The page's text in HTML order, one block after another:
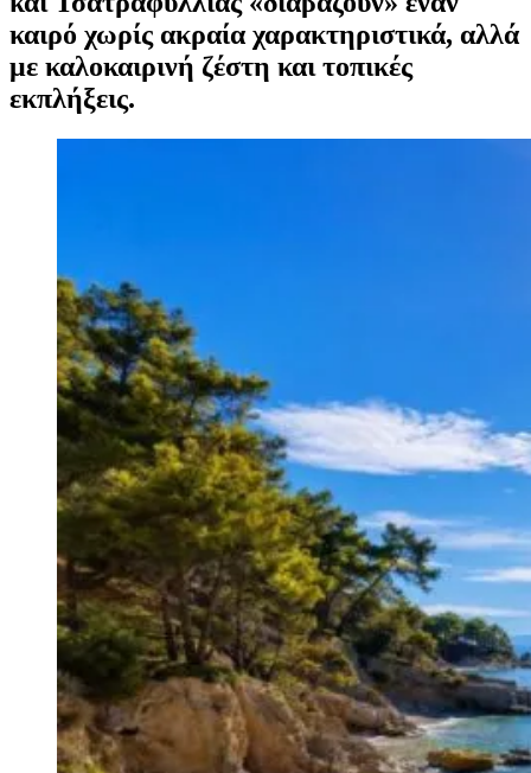
καιρό χωρίς ακραία χαρακτηριστικά, αλλά
με καλοκαιρινή ζέστη και τοπικές
εκπλήξεις.